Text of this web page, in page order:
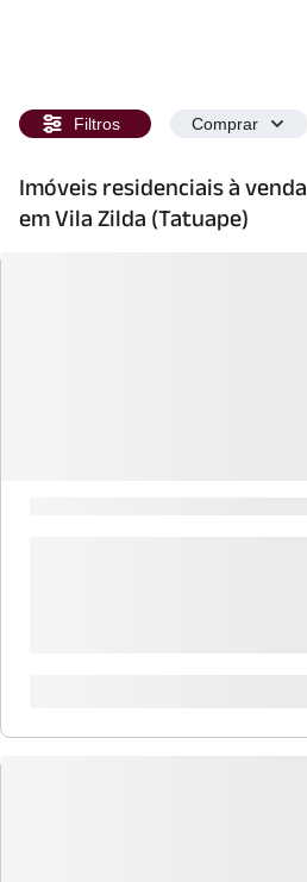
Filtros Comprar
Imóveis residenciais à venda
em Vila Zilda (Tatuape)